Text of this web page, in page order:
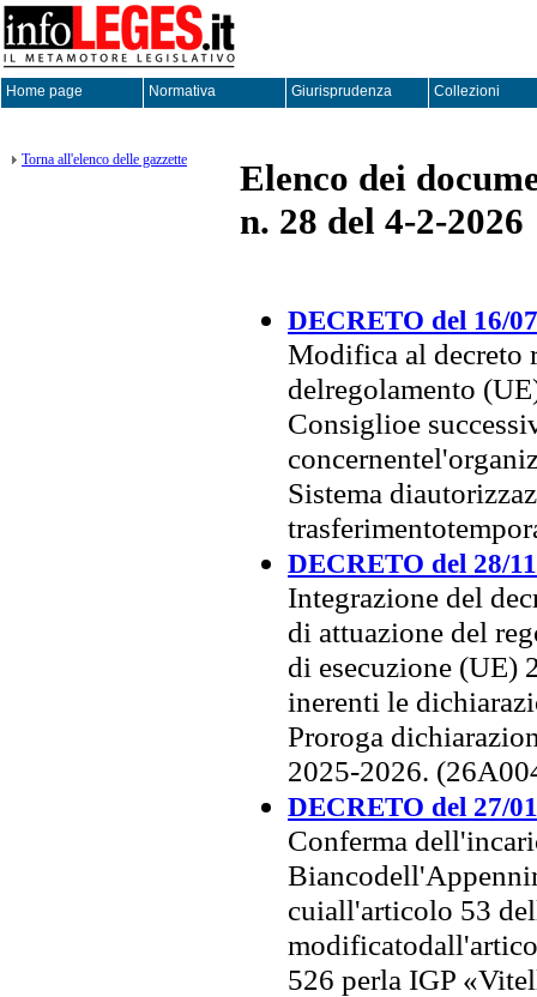
Home page Normativa Giurisprudenza Collezioni
Torna all'elenco delle gazzette
Elenco dei
n. 28 del 4-2-2026
DECRETO del 16/
Modifica al decreto
delregolamento
Consiglioe
Sistema
DECRETO del 28/
Integrazione del
di attuazione del
di esecuzione (UE)
inerenti le
Proroga
2025-2026.
DECRETO del 27/
Conferma
cuiall'articolo 53
526 perla IGP